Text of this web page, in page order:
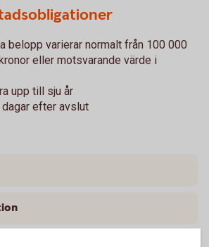
belopp varierar normalt från 100 000
eller motsvarande värde i
upp till sju år
efter avslut